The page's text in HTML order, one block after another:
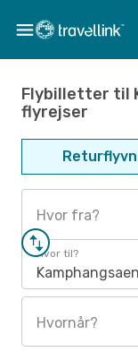
Flybilletter til
flyrejser
Hvor fra?
Hvor til?
Kamphangsaen
Hvornår?